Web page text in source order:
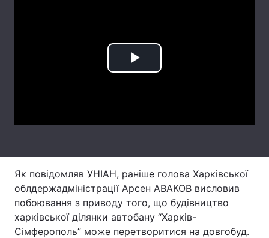
Регіони
Контакти
Послуги
Play
Як повідомляв УНІАН, раніше голова Харківської
облдержадміністрації Арсен АВАКОВ висловив
побоювання з приводу того, що будівництво
харківської ділянки автобану “Харків-
Сімферополь” може перетворитися на довгобуд.